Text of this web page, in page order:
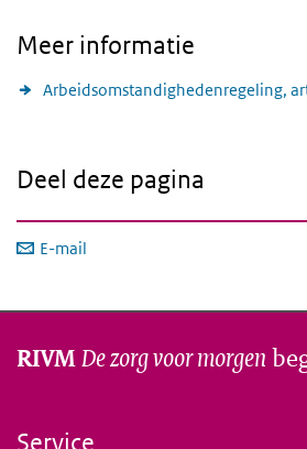
Meer informatie
Arbeidsomstandighedenregeling,
Deel deze pagina
E-mail
RIVMDe zorg voor morgen
Service